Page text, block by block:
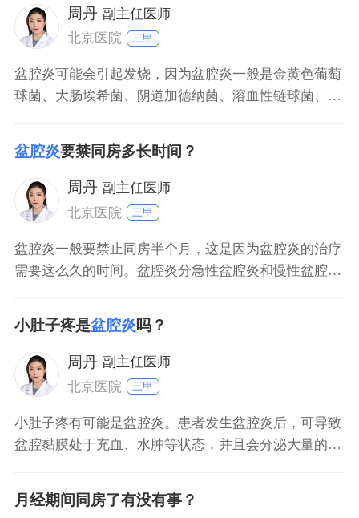
起肛门坠胀不适。有肛门坠胀不适要明确有无脓肿形
成，如果脓肿增大
周丹 副主任医师
北京医院
三甲
盆腔炎可能会引起发烧，因为盆腔炎一般是金黄色葡萄
球菌、大肠埃希菌、阴道加德纳菌、溶血性链球菌、沙
者可能会出现轻重程度不一的发烧症状。患者还可能会
出现下腹部疼痛、阴道分泌物增多、异常阴道出血、头
痛，以及食欲不振等症状。如果处于月经期时盆腔炎发
作，还可能会
盆腔炎要禁同房多长时间？
周丹 副主任医师
北京医院
三甲
盆腔炎一般要禁止同房半个月，这是因为盆腔炎的治疗
需要这么久的时间。盆腔炎分急性盆腔炎和慢性盆腔
的坠胀以及发烧、全身无力、阴道流分泌物，这样的分
泌物往往有恶臭味。这样的女性最好到医院给予挂水治
疗，需要用大量的抗生素，而且要足量足疗程的使用，
这个时间往往要
小肚子疼是盆腔炎吗？
周丹 副主任医师
北京医院
三甲
小肚子疼有可能是盆腔炎。患者发生盆腔炎后，可导致
盆腔黏膜处于充血、水肿等状态，并且会分泌大量的炎
状。但是其他因素也可引起小肚子疼，比如腹部受凉、
宫颈炎、子宫内膜炎、子宫肌瘤、宫颈癌等。因此，不
月经期间同房了有没有事？